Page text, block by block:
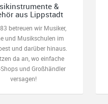
&
aus Lippstadt
betreuen wir Musiker,
und Musikschulen im
und darüber hinaus.
da an, wo einfache
und Großhändler
versagen!